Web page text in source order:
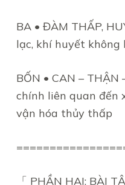
BA • ĐÀM THẤP,
lạc, khí huyết không
BỐN • CAN – THẬN
chính liên quan đến
vận hóa thủy thấp
「 PHẦN HAI: BÀI